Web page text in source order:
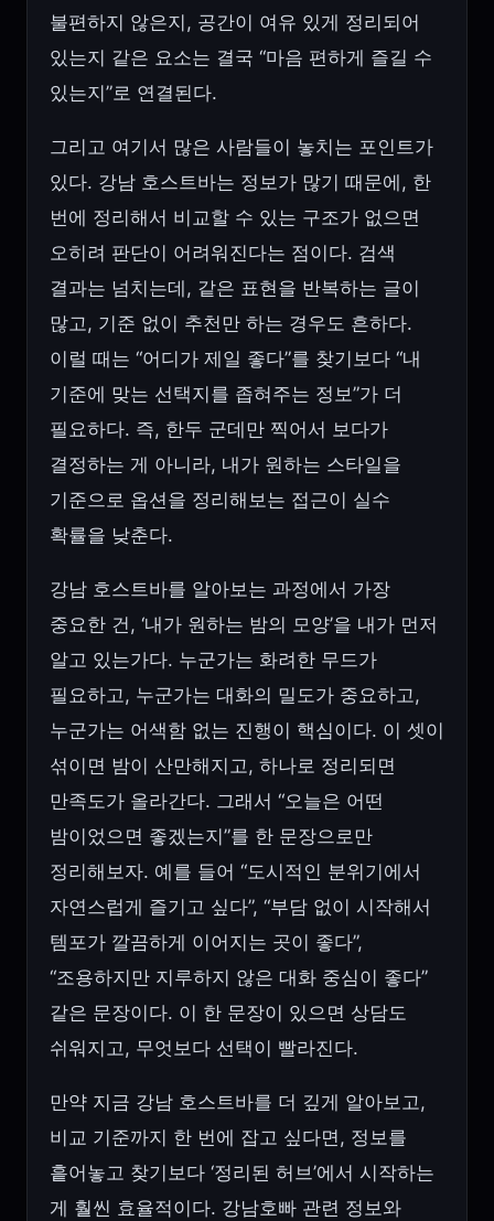
불편하지 않은지, 공간이 여유 있게 정리되어
있는지 같은 요소는 결국 “마음 편하게 즐길 수
있는지”로 연결된다.
그리고 여기서 많은 사람들이 놓치는 포인트가
있다. 강남 호스트바는 정보가 많기 때문에, 한
번에 정리해서 비교할 수 있는 구조가 없으면
오히려 판단이 어려워진다는 점이다. 검색
결과는 넘치는데, 같은 표현을 반복하는 글이
많고, 기준 없이 추천만 하는 경우도 흔하다.
이럴 때는 “어디가 제일 좋다”를 찾기보다 “내
기준에 맞는 선택지를 좁혀주는 정보”가 더
필요하다. 즉, 한두 군데만 찍어서 보다가
결정하는 게 아니라, 내가 원하는 스타일을
기준으로 옵션을 정리해보는 접근이 실수
확률을 낮춘다.
강남 호스트바를 알아보는 과정에서 가장
중요한 건, ‘내가 원하는 밤의 모양’을 내가 먼저
알고 있는가다. 누군가는 화려한 무드가
필요하고, 누군가는 대화의 밀도가 중요하고,
누군가는 어색함 없는 진행이 핵심이다. 이 셋이
섞이면 밤이 산만해지고, 하나로 정리되면
만족도가 올라간다. 그래서 “오늘은 어떤
밤이었으면 좋겠는지”를 한 문장으로만
정리해보자. 예를 들어 “도시적인 분위기에서
자연스럽게 즐기고 싶다”, “부담 없이 시작해서
템포가 깔끔하게 이어지는 곳이 좋다”,
“조용하지만 지루하지 않은 대화 중심이 좋다”
같은 문장이다. 이 한 문장이 있으면 상담도
쉬워지고, 무엇보다 선택이 빨라진다.
만약 지금 강남 호스트바를 더 깊게 알아보고,
비교 기준까지 한 번에 잡고 싶다면, 정보를
흩어놓고 찾기보다 ‘정리된 허브’에서 시작하는
게 훨씬 효율적이다. 강남호빠 관련 정보와